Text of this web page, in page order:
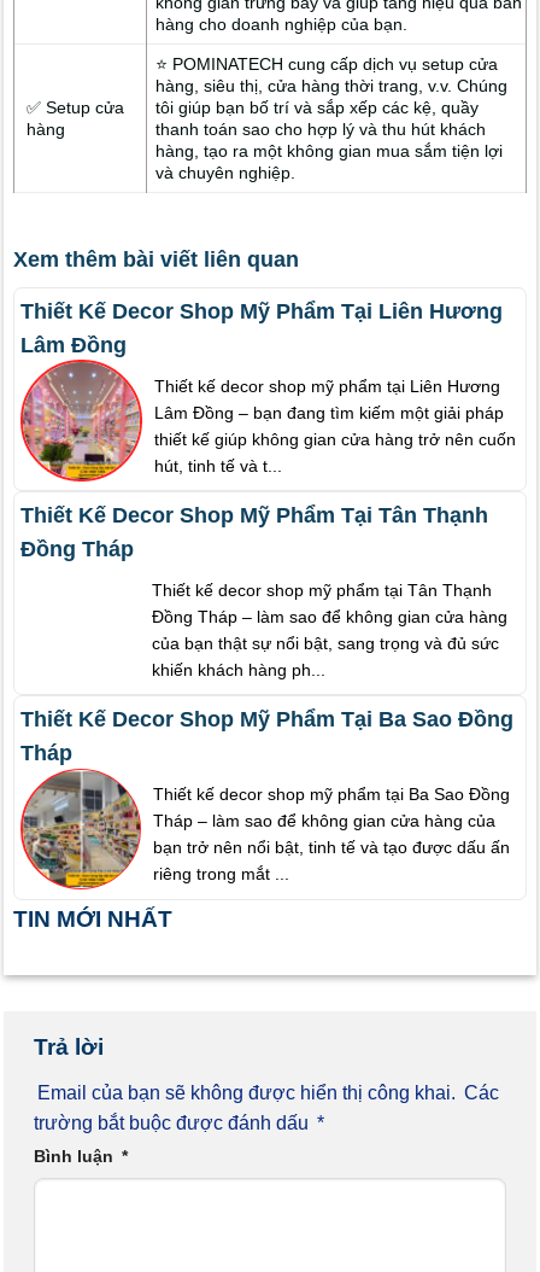
hàng cho doanh nghiệp của bạn.
✅ Setup cửa
hàng
⭐ POMINATECH cung cấp dịch vụ setup cửa
hàng, siêu thị, cửa hàng thời trang, v.v. Chúng
tôi giúp bạn bố trí và sắp xếp các kệ, quầy
thanh toán sao cho hợp lý và thu hút khách
hàng, tạo ra một không gian mua sắm tiện lợi
và chuyên nghiệp.
Xem thêm bài viết liên quan
Thiết Kế Decor Shop Mỹ Phẩm Tại Liên Hương
Lâm Đồng
Thiết kế decor shop mỹ phẩm tại Liên Hương
Lâm Đồng – bạn đang tìm kiếm một giải pháp
thiết kế giúp không gian cửa hàng trở nên cuốn
hút, tinh tế và t...
Thiết Kế Decor Shop Mỹ Phẩm Tại Tân Thạnh
Đồng Tháp
Thiết kế decor shop mỹ phẩm tại Tân Thạnh
Đồng Tháp – làm sao để không gian cửa hàng
của bạn thật sự nổi bật, sang trọng và đủ sức
khiến khách hàng ph...
Thiết Kế Decor Shop Mỹ Phẩm Tại Ba Sao Đồng
Tháp
Thiết kế decor shop mỹ phẩm tại Ba Sao Đồng
Tháp – làm sao để không gian cửa hàng của
bạn trở nên nổi bật, tinh tế và tạo được dấu ấn
riêng trong mắt ...
TIN MỚI NHẤT
Trả lời
Email của bạn sẽ không được hiển thị công khai. Các
trường bắt buộc được đánh dấu *
Bình luận *